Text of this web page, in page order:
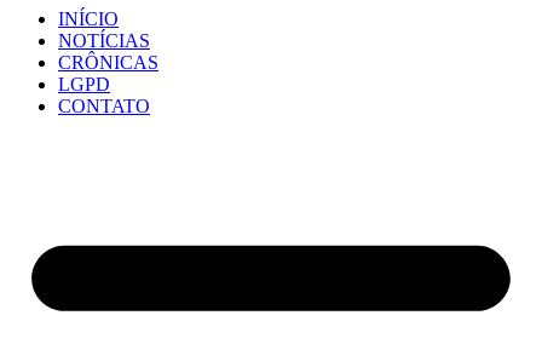
INÍCIO
NOTÍCIAS
CRÔNICAS
LGPD
CONTATO